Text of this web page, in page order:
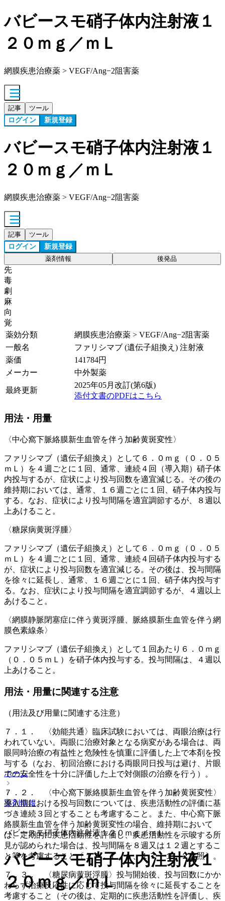
バビースモ硝子体内注射液１
２０ｍｇ／ｍＬ
網膜疾患治療薬 > VEGF/Ang−2阻害薬
記事 ツール
ログイン 新規登録
バビースモ硝子体内注射液１
２０ｍｇ／ｍＬ
網膜疾患治療薬 > VEGF/Ang−2阻害薬
記事 ツール
ログイン 新規登録
薬剤情報 後発品
先
毒
劇
麻
向
覚
薬効分類
網膜疾患治療薬 > VEGF/Ang−2阻害薬
一般名
ファリシマブ (遺伝子組換え) 注射液
薬価
141784円
メーカー
中外製薬
最終更新
2025年05月改訂(第6版)
添付文書のPDFはこちら
用法・用量
〈中心窩下脈絡膜新生血管を伴う加齢黄斑変性〉
ファリシマブ（遺伝子組換え）として６．０ｍｇ（０．０５
ｍＬ）を４週ごとに１回、通常、連続４回（導入期）硝子体
内投与するが、症状により投与回数を適宜減じる。その後の
維持期においては、通常、１６週ごとに１回、硝子体内投与
する。なお、症状により投与間隔を適宜調節するが、８週以
上あけること。
〈糖尿病黄斑浮腫〉
ファリシマブ（遺伝子組換え）として６．０ｍｇ（０．０５
ｍＬ）を４週ごとに１回、通常、連続４回硝子体内投与する
が、症状により投与回数を適宜減じる。その後は、投与間隔
を徐々に延長し、通常、１６週ごとに１回、硝子体内投与す
る。なお、症状により投与間隔を適宜調節するが、４週以上
あけること。
〈網膜静脈閉塞症に伴う黄斑浮腫、脈絡膜新生血管を伴う網
膜色素線条〉
ファリシマブ（遺伝子組換え）として１回あたり６．０ｍｇ
（０．０５ｍＬ）を硝子体内投与する。投与間隔は、４週以
上あけること。
用法・用量に関連する注意
（用法及び用量に関連する注意）
７．１． 〈効能共通〉臨床試験においては、両眼治療は行
われていない。両眼に治療対象となる病変がある場合は、両
眼同時治療の有益性と危険性を慎重に評価した上で本剤を投
与する（なお、初回治療における両眼同日投与は避け、片眼
での安全性を十分に評価した上で対側眼の治療を行う）。
７．２． 〈中心窩下脈絡膜新生血管を伴う加齢黄斑変性〉
導入期における投与回数については、疾患活動性の評価に基
づき連続３回とすることも考慮すること。また、中心窩下脈
絡膜新生血管を伴う加齢黄斑変性の場合、維持期において
は、定期的に疾患活動性を評価し、疾患活動性を示唆する所
見が認められた場合は、投与間隔を８週又は１２週とするこ
と等を考慮すること〔１７．１．１、１７．１．２参照〕。
７．３． 〈糖尿病黄斑浮腫〉投与開始後、投与回数にかか
わらず治療反応性に応じて投与間隔を徐々に延長することを
考慮すること（その後は、定期的に疾患活動性を評価し、疾
ホーム
薬剤情報
バビースモ硝子体内注射液１２０ｍｇ／ｍＬ
バビースモ硝子体内注射液１
２０ｍｇ／ｍＬ